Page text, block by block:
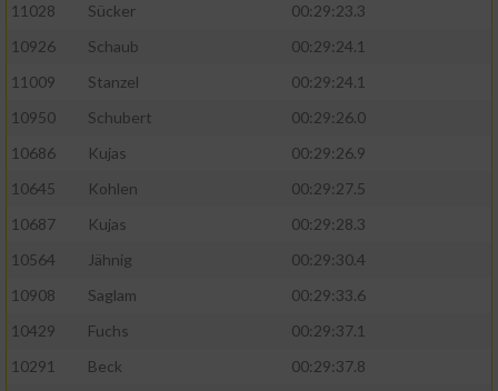
11028
Sücker
00:29:23.3
10926
Schaub
00:29:24.1
11009
Stanzel
00:29:24.1
10950
Schubert
00:29:26.0
10686
Kujas
00:29:26.9
10645
Kohlen
00:29:27.5
10687
Kujas
00:29:28.3
10564
Jähnig
00:29:30.4
10908
Saglam
00:29:33.6
10429
Fuchs
00:29:37.1
10291
Beck
00:29:37.8